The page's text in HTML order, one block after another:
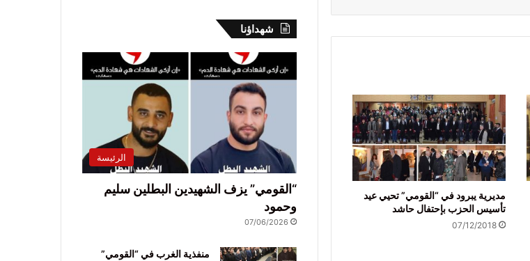
مديرية يبرود في “القومي” تحيي عيد
تأسيس الحزب بإحتفال حاشد
07/12/2018
شهداؤنا
الرئيسة
“القومي” يزف الشهيدين البطلين سليم
وحمود
07/06/2026
منفذية الغرب في “القومي”